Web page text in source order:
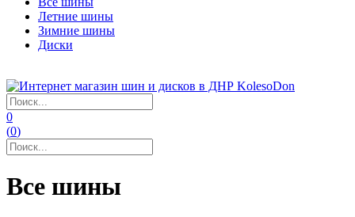
Летние шины
Зимние шины
Диски
0
(0)
Все шины